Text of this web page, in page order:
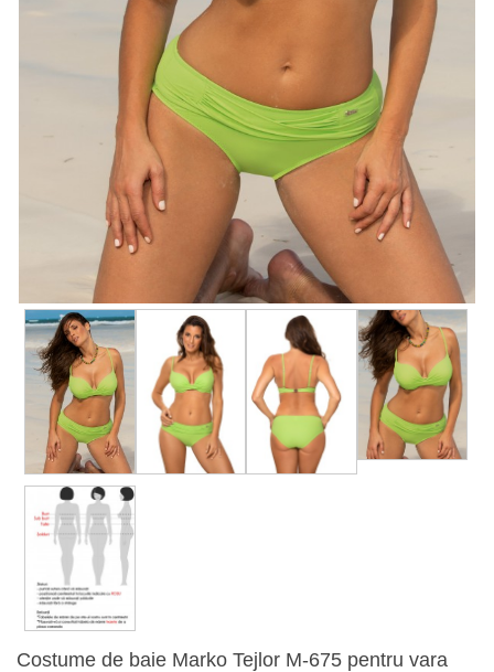
Costume de baie Marko Tejlor M-675 pentru vara